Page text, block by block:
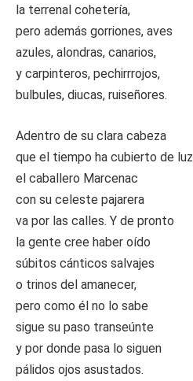
la terrenal cohetería,
pero además gorriones, aves
azules, alondras, canarios,
y carpinteros, pechirrrojos,
bulbules, diucas, ruiseñores.
Adentro de su clara cabeza
que el tiempo ha cubierto de luz
el caballero Marcenac
con su celeste pajarera
va por las calles. Y de pronto
la gente cree haber oído
súbitos cánticos salvajes
o trinos del amanecer,
pero como él no lo sabe
sigue su paso transeúnte
y por donde pasa lo siguen
pálidos ojos asustados.